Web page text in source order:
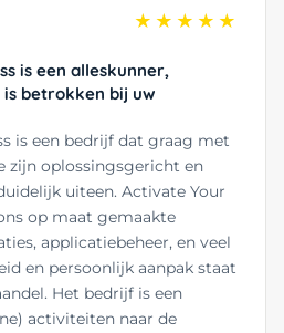
★★★★★
is een alleskunner,
betrokken bij uw
is een bedrijf dat graag met
zijn oplossingsgericht en
uiteen. Activate Your
op maat gemaakte
applicatiebeheer, en veel
en persoonlijk aanpak staat
Het bedrijf is een
activiteiten naar de